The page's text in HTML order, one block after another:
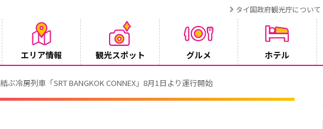
タイ国政府観光庁について
エリア情報 観光スポット グルメ ホテル
ぶ冷房列車「SRT BANGKOK CONNEX」8月1日より運行開始